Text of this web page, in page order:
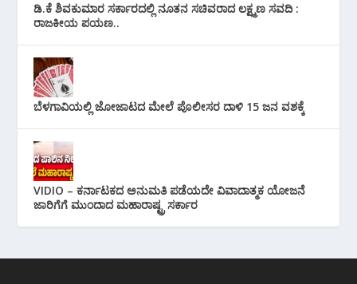
ಡಿ.ಕೆ ಶಿವಕುಮಾರ ಸರ್ಕಾರದಲ್ಲಿ ನೂತನ ಸಚಿವರಾದ ಲಕ್ಷ್ಮಣ ಸವದಿ :
ರಾಜಕೀಯ ಪಯಣ..
ಬೆಳಗಾವಿಯಲ್ಲಿ ಜೋಜಾಟದ ಮೇಲೆ ಪೊಲೀಸರ ದಾಳಿ 15 ಜನ ವಶಕ್ಕೆ
VIDIO – ಕರ್ನಾಟಕದ ಅನುಮತಿ ಪಡೆಯದೇ ವಿವಾದಾತ್ಮಕ ಯೋಜನೆ
ಜಾರಿಗೆಗೆ ಮುಂದಾದ ಮಹಾರಾಷ್ಟ್ರ ಸರ್ಕಾರ